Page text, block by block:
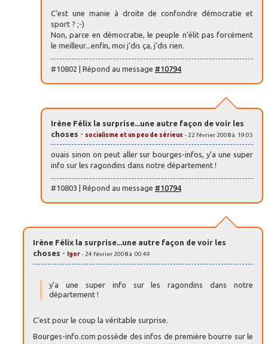
C’est une manie à droite de confondre démocratie et
sport ? ;-)
Non, parce en démocratie, le peuple n’élit pas forcément
le meilleur...enfin, moi j’dis ça, j’dis rien.
#10802 | Répond au message #10794
Irène Félix la surprise...une autre façon de voir les
choses - socialisme et un peu de sérieux - 22 février 2008 à 19:05
ouais sinon on peut aller sur bourges-infos, y’a une super
info sur les ragondins dans notre département !
#10803 | Répond au message #10794
Irène Félix la surprise...une autre façon de voir les
choses - Igor - 24 février 2008 à 00:49
y’a une super info sur les ragondins dans notre
département !
C’est pour le coup la véritable surprise.
Bourges-info.com possède des infos de première bourre sur le